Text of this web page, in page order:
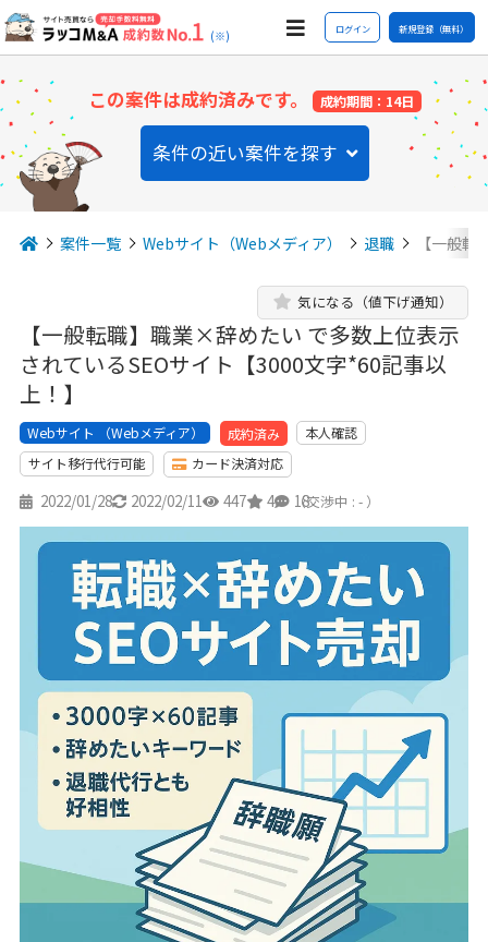
(※) ログイン 新規登録（無料）
この案件は成約済みです。 成約期間：14日
条件の近い案件を探す
案件一覧 Webサイト（Webメディア） 退職 【一般
【一般転職】職業×辞めたい で多数上位表示
されているSEOサイト【3000文字*60記事以
上！】
気になる（値下げ通知）
Webサイト （Webメディア） 成約済み
本人確認
サイト移行代行可能
カード決済対応
2022/01/28 2022/02/11 447 4 18
（交渉中 : - ）